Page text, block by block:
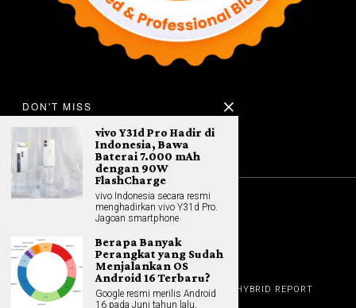
All rights reserved. Hybrid.co.id
HOME
GADGET
REVIEW
GAME NEWS AI (NEW TECH)
HYBRID REPORT
HYBRID LIFESTYLE
ABOUT
DON'T MISS
vivo Y31d Pro Hadir di
Indonesia, Bawa
Baterai 7.000 mAh
dengan 90W
FlashCharge
vivo Indonesia secara resmi
menghadirkan vivo Y31d Pro.
Jagoan smartphone
Berapa Banyak
Perangkat yang Sudah
Menjalankan OS
Android 16 Terbaru?
Google resmi merilis Android
16 pada Juni tahun lalu,